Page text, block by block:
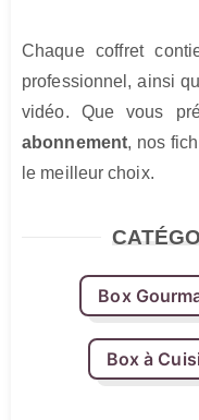
Chaque coffret
professionnel, ainsi
vidéo. Que vous
abonnement, nos
le meilleur choix.
Box
Box à